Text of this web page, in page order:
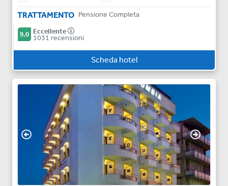
TRATTAMENTO Pensione Completa
9.0 Eccellente
1031 recensioni
Scheda hotel